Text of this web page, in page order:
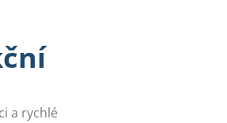
a rychlé